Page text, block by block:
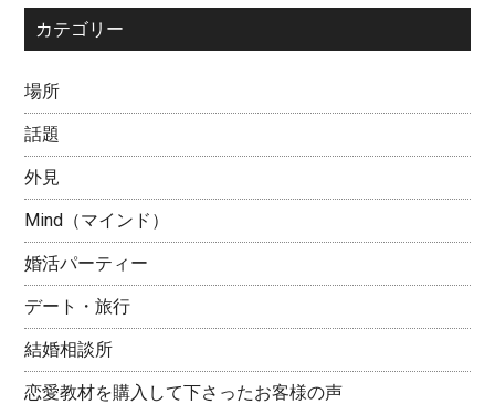
カテゴリー
場所
話題
外見
Mind（マインド）
婚活パーティー
デート・旅行
結婚相談所
恋愛教材を購入して下さったお客様の声